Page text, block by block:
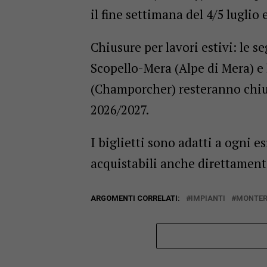
il fine settimana del 4/5 luglio
Chiusure per lavori estivi: le
Scopello-Mera (Alpe di Mera)
(Champorcher) resteranno
2026/2027.
I biglietti sono adatti a ogni
acquistabili anche
ARGOMENTI CORRELATI: IMPIANTI